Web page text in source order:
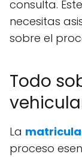
consulta.
necesitas
sobre el
Todo
La
proceso